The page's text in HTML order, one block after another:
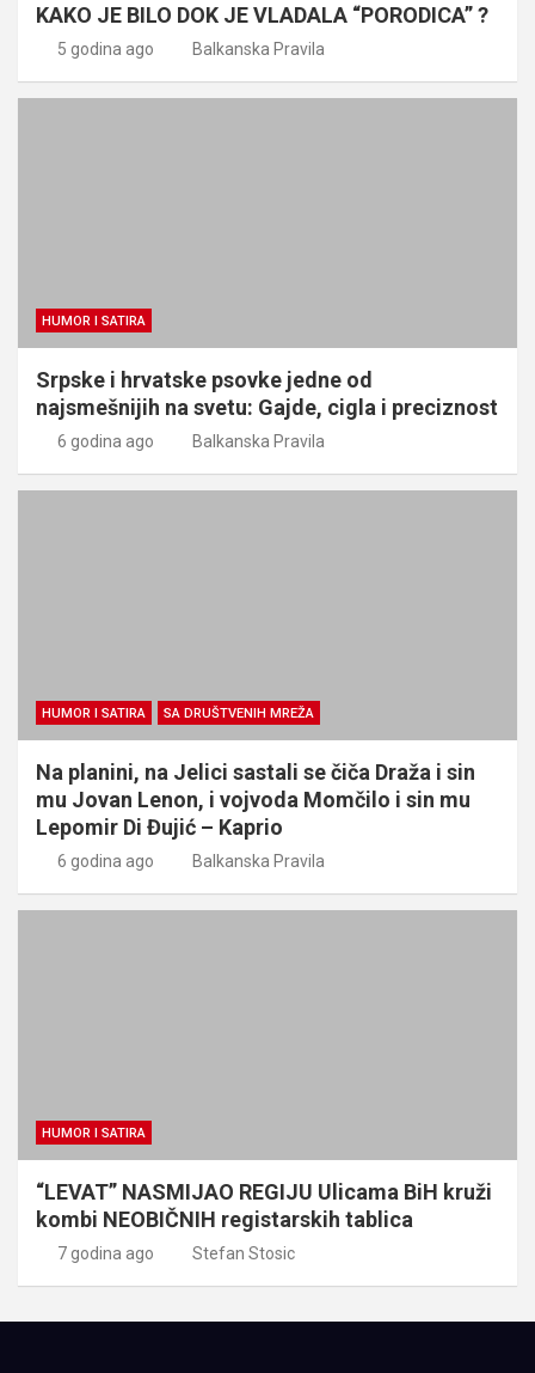
KAKO JE BILO DOK JE VLADALA “PORODICA” ?
5 godina ago Balkanska Pravila
HUMOR I SATIRA
Srpske i hrvatske psovke jedne od
najsmešnijih na svetu: Gajde, cigla i preciznost
6 godina ago Balkanska Pravila
HUMOR I SATIRA SA DRUŠTVENIH MREŽA
Na planini, na Jelici sastali se čiča Draža i sin
mu Jovan Lenon, i vojvoda Momčilo i sin mu
Lepomir Di Đujić – Kaprio
6 godina ago Balkanska Pravila
HUMOR I SATIRA
“LEVAT” NASMIJAO REGIJU Ulicama BiH kruži
kombi NEOBIČNIH registarskih tablica
7 godina ago Stefan Stosic